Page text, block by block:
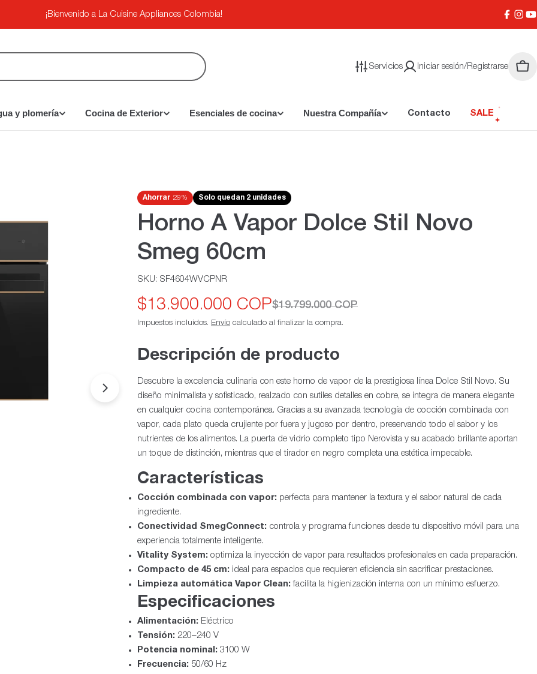
¡Bienvenido a La Cuisine Appliances Colombia!
Servicios Iniciar sesión/Registrarse
y plomería Cocina de Exterior Esenciales de cocina Nuestra Compañía Contacto SALE
Abrir medios 1 en modal
Ahorrar 29% Solo quedan 2 unidades
Horno A Vapor Dolce Stil Novo
Smeg 60cm
SKU: SF4604WVCPNR
Precio
de
oferta
$13.900.000 COP
Precio
habitual
$19.799.000 COP
Impuestos incluidos. Envío calculado al finalizar la compra.
Descripción de producto
Descubre la excelencia culinaria con este horno de vapor de la prestigiosa línea Dolce Stil Novo. Su
diseño minimalista y sofisticado, realzado con sutiles detalles en cobre, se integra de manera elegante
en cualquier cocina contemporánea. Gracias a su avanzada tecnología de cocción combinada con
vapor, cada plato queda crujiente por fuera y jugoso por dentro, preservando todo el sabor y los
nutrientes de los alimentos. La puerta de vidrio completo tipo Nerovista y su acabado brillante aportan
un toque de distinción, mientras que el tirador en negro completa una estética impecable.
Características
Cocción combinada con vapor: perfecta para mantener la textura y el sabor natural de cada
ingrediente.
Conectividad SmegConnect: controla y programa funciones desde tu dispositivo móvil para una
experiencia totalmente inteligente.
Vitality System: optimiza la inyección de vapor para resultados profesionales en cada preparación.
Compacto de 45 cm: ideal para espacios que requieren eficiencia sin sacrificar prestaciones.
Limpieza automática Vapor Clean: facilita la higienización interna con un mínimo esfuerzo.
Especificaciones
Alimentación: Eléctrico
Tensión: 220–240 V
Potencia nominal: 3100 W
Frecuencia: 50/60 Hz